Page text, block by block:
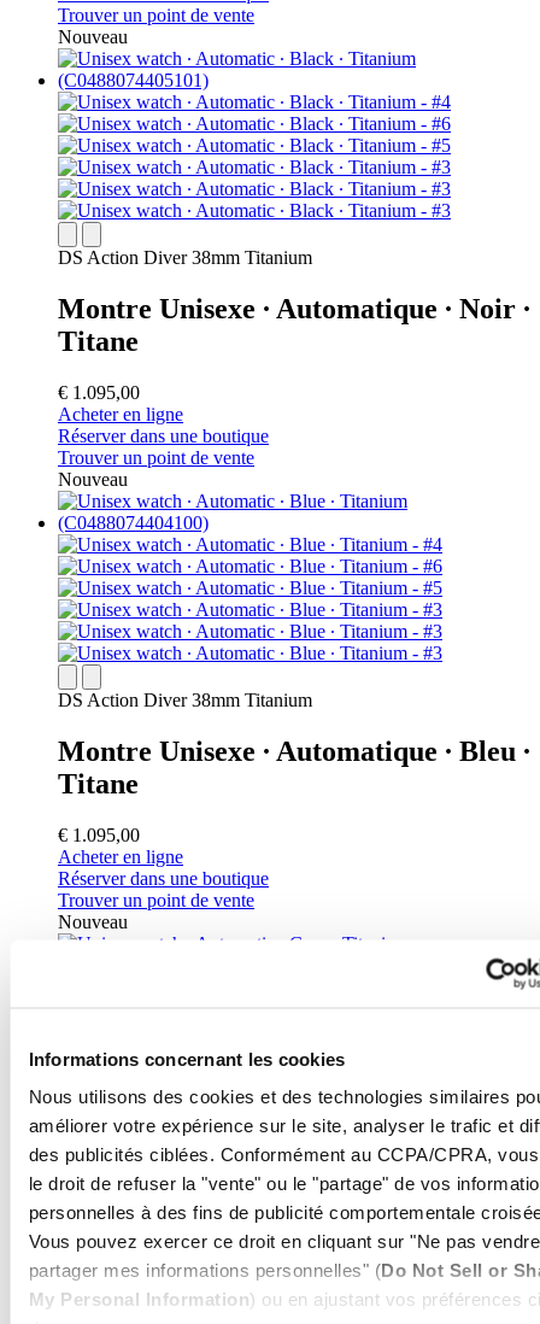
Informations concernant les cookies
Nous utilisons des cookies et des technologies similaires
améliorer votre expérience sur le site, analyser le trafic et
des publicités ciblées. Conformément au CCPA/CPRA,
le droit de refuser la "vente" ou le "partage" de vos
personnelles à des fins de publicité comportementale
Vous pouvez exercer ce droit en cliquant sur "Ne pas
partager mes informations personnelles" (Do Not Sell or
My Personal Information) ou en ajustant vos préférences
Trouver un point de vente
Nouveau
DS Action Diver 38mm Titanium
Montre Unisexe ∙ Automatique ∙ Noir ∙
Titane
€ 1.095,00
Acheter en ligne
Réserver dans une boutique
Trouver un point de vente
Nouveau
DS Action Diver 38mm Titanium
Montre Unisexe ∙ Automatique ∙ Bleu ∙
Titane
€ 1.095,00
Acheter en ligne
Réserver dans une boutique
Trouver un point de vente
Nouveau
DS Action Diver 38mm Titanium
Iconic
Montre Unisexe ∙ Automatique ∙ Gris ∙
Titane